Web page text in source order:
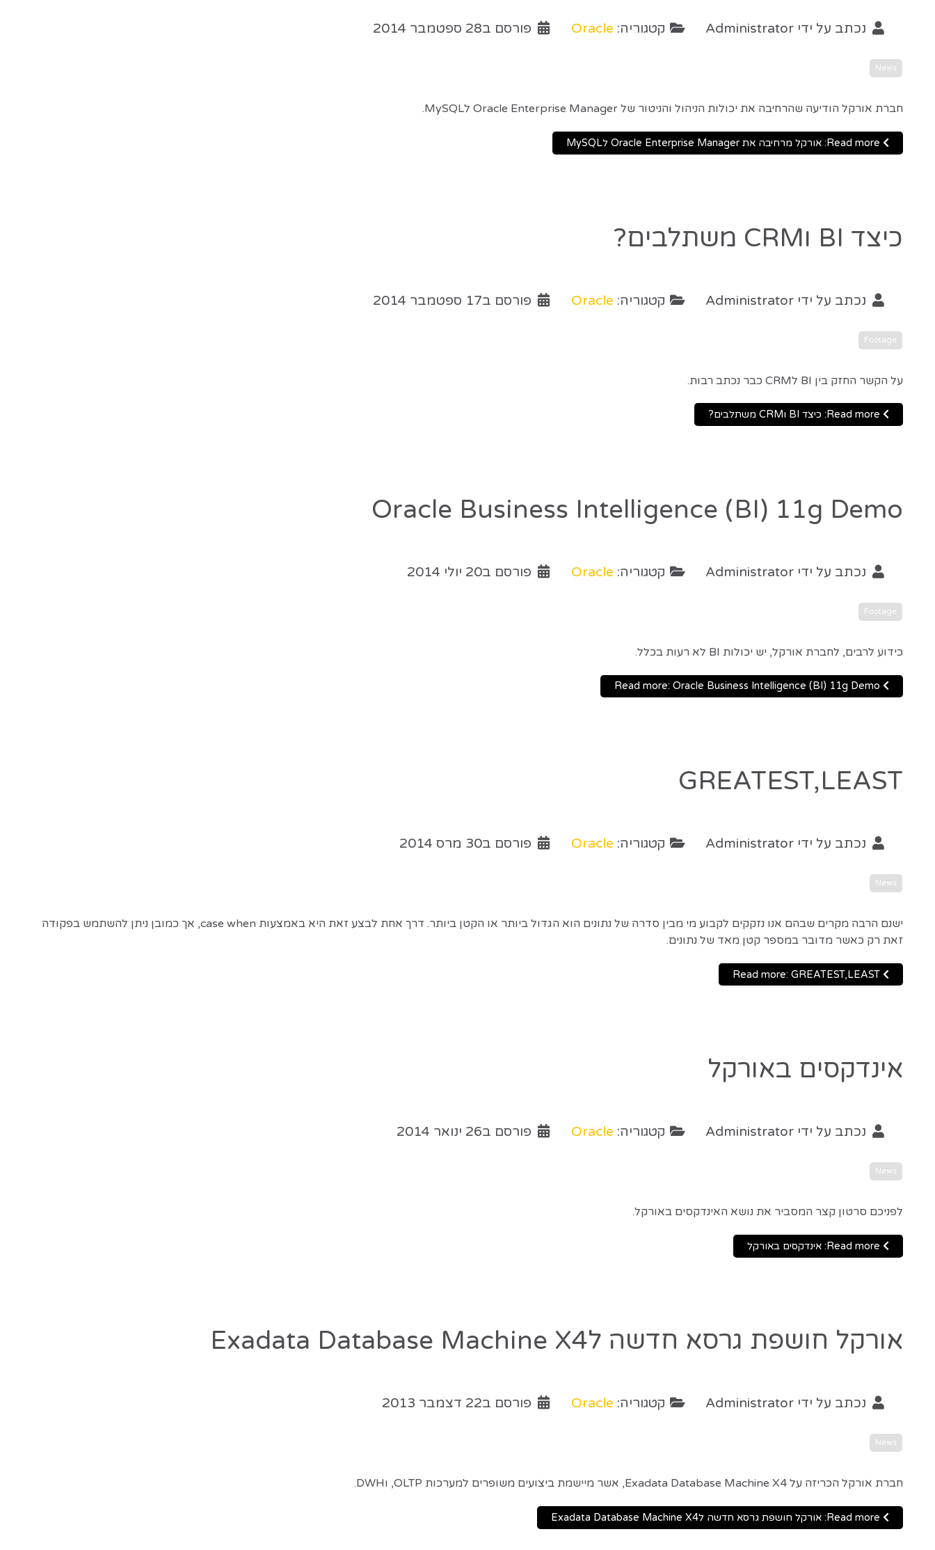
נכתב על ידי Administrator קטגוריה: Oracle פורסם ב28 ספטמבר 2014
News
חברת אורקל הודיעה שהרחיבה את יכולות הניהול והניטור של Oracle Enterprise Manager לMySQL.
כיצד BI וCRM משתלבים?
נכתב על ידי Administrator קטגוריה: Oracle פורסם ב17 ספטמבר 2014
Footage
על הקשר החזק בין BI לCRM כבר נכתב רבות.
Oracle Business Intelligence (BI) 11g Demo
נכתב על ידי Administrator קטגוריה: Oracle פורסם ב20 יולי 2014
Footage
כידוע לרבים, לחברת אורקל, יש יכולות BI לא רעות בכלל.
GREATEST,LEAST
נכתב על ידי Administrator קטגוריה: Oracle פורסם ב30 מרס 2014
News
ישנם הרבה מקרים שבהם אנו נזקקים לקבוע מי מבין סדרה של נתונים הוא הגדול ביותר או הקטן ביותר. דרך אחת לבצע זאת היא באמצעות case when, אך כמובן ניתן להשתמש בפקודה
זאת רק כאשר מדובר במספר קטן מאד של נתונים.
Read more: GREATEST,LEAST
אינדקסים באורקל
נכתב על ידי Administrator קטגוריה: Oracle פורסם ב26 ינואר 2014
News
לפניכם סרטון קצר המסביר את נושא האינדקסים באורקל.
אורקל חושפת גרסא חדשה לExadata Database Machine X4
נכתב על ידי Administrator קטגוריה: Oracle פורסם ב22 דצמבר 2013
News
חברת אורקל הכריזה על Exadata Database Machine X4, אשר מיישמת ביצועים משופרים למערכות OLTP, וDWH.